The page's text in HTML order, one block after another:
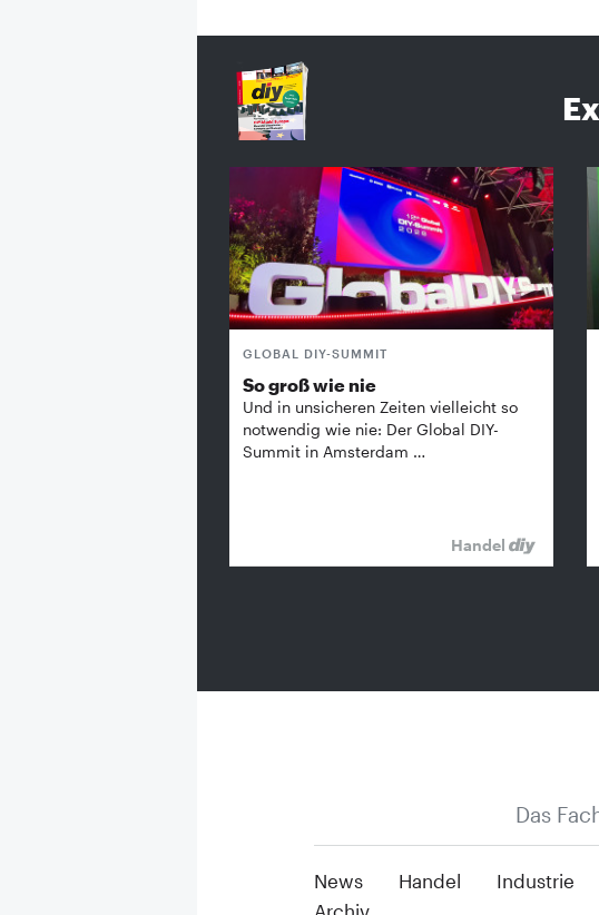
GLOBAL DIY-SUMMIT
So groß wie nie
Und in unsicheren Zeiten vielleicht so
notwendig wie nie: Der Global DIY-
Summit in Amsterdam …
Handel
Das
News Handel Industrie
Archiv